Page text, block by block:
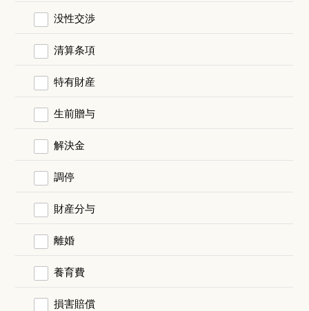
没性交渉
清算条項
特有財産
生前贈与
解決金
調停
財産分与
離婚
養育費
損害賠償